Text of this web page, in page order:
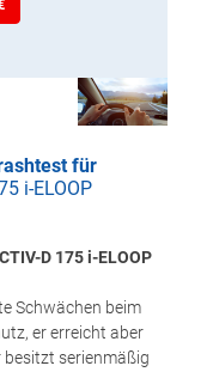
für
i-ELOOP
D 175 i-ELOOP
Schwächen beim
er erreicht aber
besitzt serienmäßig